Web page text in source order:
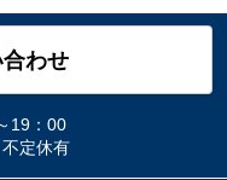
わせ
19：00
定休有